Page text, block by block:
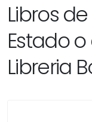
Libros
Estado
Libreria